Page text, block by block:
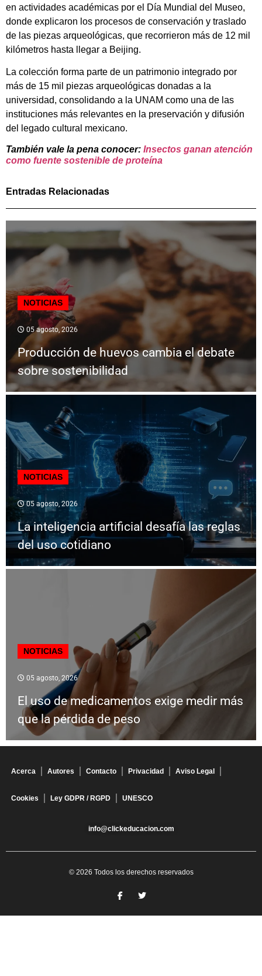
en actividades académicas por el Día Mundial del Museo,
donde explicaron los procesos de conservación y traslado
de las piezas arqueológicas, que recorrieron más de 12 mil
kilómetros hasta llegar a Beijing.
La colección forma parte de un patrimonio integrado por
más de 15 mil piezas arqueológicas donadas a la
universidad, consolidando a la UNAM como una de las
instituciones más relevantes en la preservación y difusión
del legado cultural mexicano.
También vale la pena conocer: Insectos ganan atención
como fuente sostenible de proteína
Entradas Relacionadas
NOTICIAS
05 agosto, 2026
Producción de huevos cambia el debate
sobre sostenibilidad
NOTICIAS
05 agosto, 2026
La inteligencia artificial desafía las reglas
del uso cotidiano
NOTICIAS
05 agosto, 2026
El uso de medicamentos exige medir más
que la pérdida de peso
Acerca Autores Contacto Privacidad Aviso Legal
Cookies Ley GDPR / RGPD UNESCO
info@clickeducacion.com
© 2026 Todos los derechos reservados